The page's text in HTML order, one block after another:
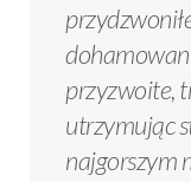
przyzwoite,
utrzymując
najgorszym